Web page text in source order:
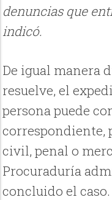
denuncias que
indicó.
De igual manera
resuelve, el
persona puede
correspondiente,
civil, penal o
Procuraduría
concluido el caso.